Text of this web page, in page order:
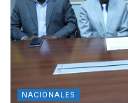
NACIONALES